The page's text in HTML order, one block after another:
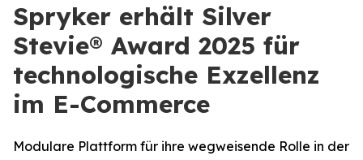
Spryker erhält Silver
Stevie® Award 2025 für
technologische Exzellenz
im E-Commerce
Modulare Plattform für ihre wegweisende Rolle in der